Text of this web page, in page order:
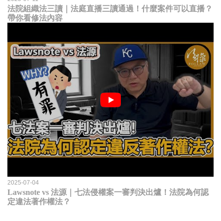
法院組織法三讀｜法庭直播三讀通過！什麼案件可以直播？
帶你看修法內容
2025-07-04
Lawsnote vs 法源｜七法侵權案一審判決出爐！法院為何認
定違法著作權法？